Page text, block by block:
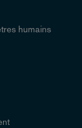
humains